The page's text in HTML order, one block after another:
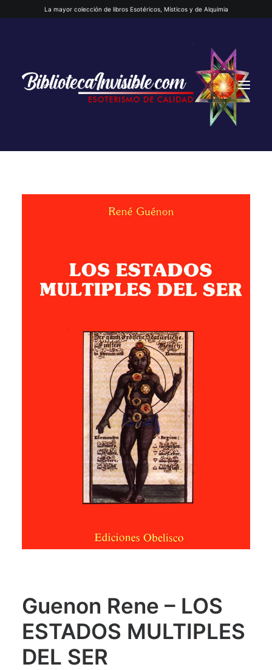
La mayor colección de libros Esotéricos, Místicos y de Alquimia
CATEGORÍAS
AUTORES DESTACADOS
LOGIN / REGISTER
Guenon Rene – LOS
ESTADOS MULTIPLES
DEL SER